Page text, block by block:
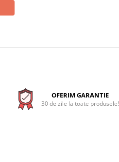
OFERIM GARANTIE
30 de zile la toate produsele!